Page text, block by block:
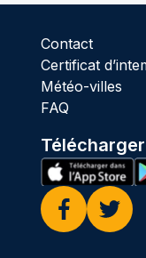
Contact
Certificat
Météo-villes
FAQ
Facebook
Twitter